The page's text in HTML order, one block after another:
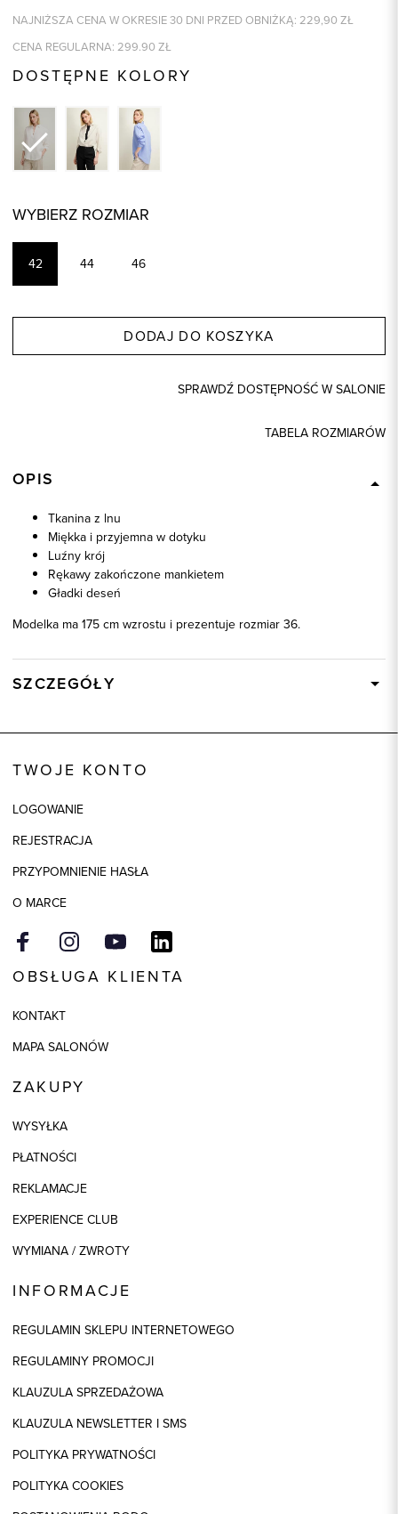
NAJNIŻSZA CENA W OKRESIE 30 DNI PRZED OBNIŻKĄ: 229,90 ZŁ
CENA REGULARNA: 299.90 ZŁ
DOSTĘPNE KOLORY
WYBIERZ ROZMIAR
42 44 46
DODAJ DO KOSZYKA
SPRAWDŹ DOSTĘPNOŚĆ W SALONIE
TABELA ROZMIARÓW
OPIS
Tkanina z lnu
Miękka i przyjemna w dotyku
Luźny krój
Rękawy zakończone mankietem
Gładki deseń
Modelka ma 175 cm wzrostu i prezentuje rozmiar 36.
SZCZEGÓŁY
Kolor
Skład tkaniny
TWOJE KONTO
LOGOWANIE
REJESTRACJA
PRZYPOMNIENIE HASŁA
O MARCE
OBSŁUGA KLIENTA
KONTAKT
MAPA SALONÓW
ZAKUPY
WYSYŁKA
PŁATNOŚCI
REKLAMACJE
EXPERIENCE CLUB
WYMIANA / ZWROTY
INFORMACJE
REGULAMIN SKLEPU INTERNETOWEGO
REGULAMINY PROMOCJI
KLAUZULA SPRZEDAŻOWA
KLAUZULA NEWSLETTER I SMS
POLITYKA PRYWATNOŚCI
POLITYKA COOKIES